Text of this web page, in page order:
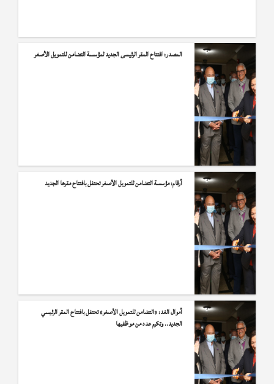
المصدر: افتتاح المقر الرئيسى الجديد لمؤسسة التضامن للتمويل الأصغر
أرقام: مؤسسة التضامن للتمويل الأصغر تحتفل بافتتاح مقرها الجديد
أموال الغد: «التضامن للتمويل الأصغر» تحتفل بافتتاح المقر الرئيسي
الجديد.. وتكرم عدد من موظفيها